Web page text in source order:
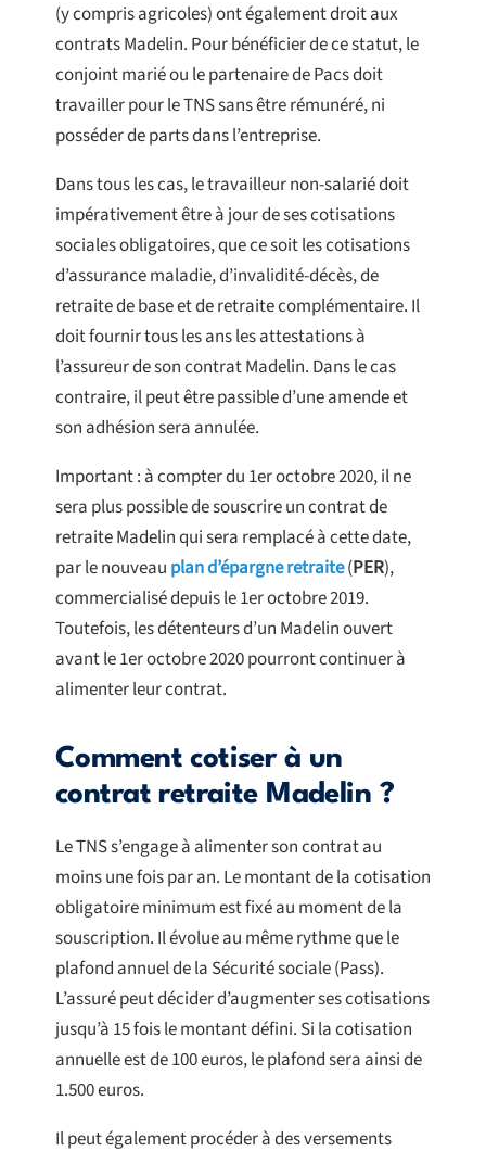
(y compris agricoles) ont également droit aux
contrats Madelin. Pour bénéficier de ce statut, le
conjoint marié ou le partenaire de Pacs doit
travailler pour le TNS sans être rémunéré, ni
posséder de parts dans l’entreprise.
Dans tous les cas, le travailleur non-salarié doit
impérativement être à jour de ses cotisations
sociales obligatoires, que ce soit les cotisations
d’assurance maladie, d’invalidité-décès, de
retraite de base et de retraite complémentaire. Il
doit fournir tous les ans les attestations à
l’assureur de son contrat Madelin. Dans le cas
contraire, il peut être passible d’une amende et
son adhésion sera annulée.
Important : à compter du 1er octobre 2020, il ne
sera plus possible de souscrire un contrat de
retraite Madelin qui sera remplacé à cette date,
par le nouveau plan d’épargne retraite(PER),
commercialisé depuis le 1er octobre 2019.
Toutefois, les détenteurs d’un Madelin ouvert
avant le 1er octobre 2020 pourront continuer à
alimenter leur contrat.
Comment cotiser à un
contrat retraite Madelin ?
Le TNS s’engage à alimenter son contrat au
moins une fois par an. Le montant de la cotisation
obligatoire minimum est fixé au moment de la
souscription. Il évolue au même rythme que le
plafond annuel de la Sécurité sociale (Pass).
L’assuré peut décider d’augmenter ses cotisations
jusqu’à 15 fois le montant défini. Si la cotisation
annuelle est de 100 euros, le plafond sera ainsi de
1.500 euros.
Il peut également procéder à des versements